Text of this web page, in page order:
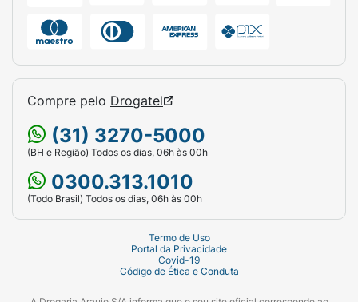
Compre pelo Drogatel
(31) 3270-5000
(BH e Região) Todos os dias, 06h às 00h
0300.313.1010
(Todo Brasil) Todos os dias, 06h às 00h
Termo de Uso
Portal da Privacidade
Covid-19
Código de Ética e Conduta